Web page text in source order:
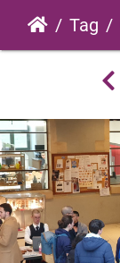
Tag